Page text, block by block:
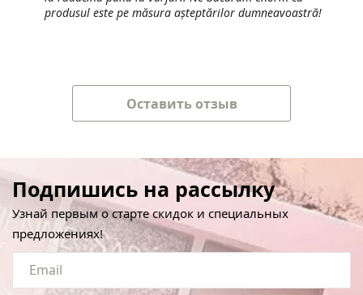
produsul este pe măsura așteptărilor dumneavoastră!
Оставить отзыв
Подпишись на рассылку
Узнай первым о старте скидок и специальных
предложениях!